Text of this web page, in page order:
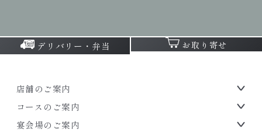
デリバリー・弁当 お取り寄せ
店舗のご案内
コースのご案内
宴会場のご案内